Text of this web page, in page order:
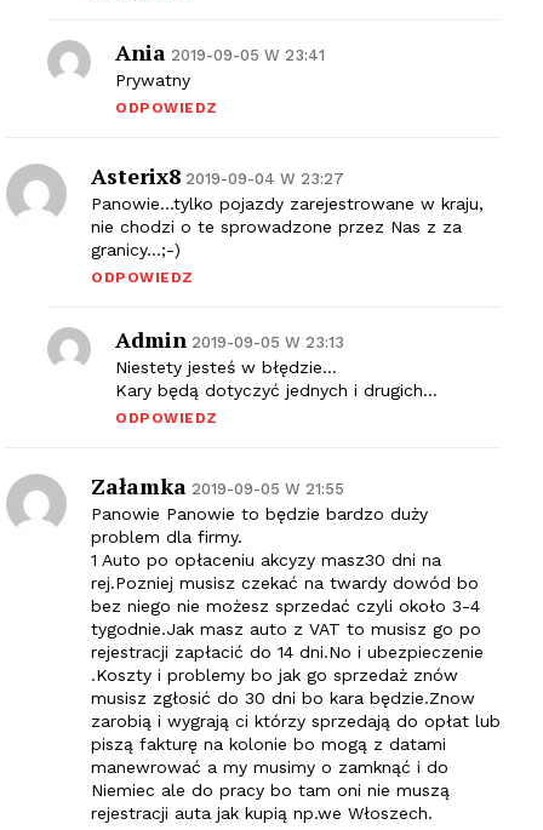
Ania 2019-09-05 W 23:41
Prywatny
ODPOWIEDZ
Asterix8 2019-09-04 W 23:27
Panowie…tylko pojazdy zarejestrowane w kraju,
nie chodzi o te sprowadzone przez Nas z za
granicy…;-)
ODPOWIEDZ
Admin 2019-09-05 W 23:13
Niestety jesteś w błędzie…
Kary będą dotyczyć jednych i drugich…
ODPOWIEDZ
Załamka 2019-09-05 W 21:55
Panowie Panowie to będzie bardzo duży
problem dla firmy.
1 Auto po opłaceniu akcyzy masz30 dni na
rej.Pozniej musisz czekać na twardy dowód bo
bez niego nie możesz sprzedać czyli około 3-4
tygodnie.Jak masz auto z VAT to musisz go po
rejestracji zapłacić do 14 dni.No i ubezpieczenie
.Koszty i problemy bo jak go sprzedaż znów
musisz zgłosić do 30 dni bo kara będzie.Znow
zarobią i wygrają ci którzy sprzedają do opłat lub
piszą fakturę na kolonie bo mogą z datami
manewrować a my musimy o zamknąć i do
Niemiec ale do pracy bo tam oni nie muszą
rejestracji auta jak kupią np.we Włoszech.